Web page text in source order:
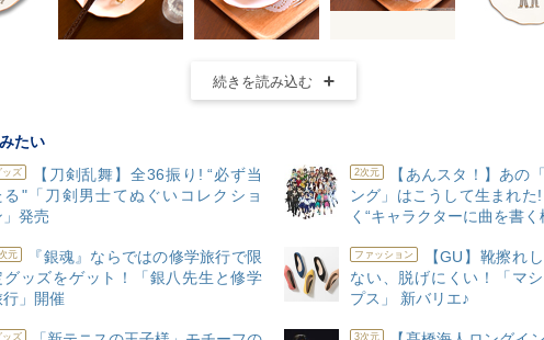
続きを読み込む
たい
ッズ
【刀剣乱舞】全36振り! “必ず当
る"「刀剣男士てぬぐいコレクショ
」発売
2次元
【あんスタ！】あの
ング」はこうして生まれた
く“キャラクターに曲を書く
元
『銀魂』ならではの修学旅行で限
グッズをゲット！「銀八先生と修学
行」開催
ファッション
【GU】靴擦れ
ない、脱げにくい！「マ
プス」 新バリエ♪
ッズ 3次元